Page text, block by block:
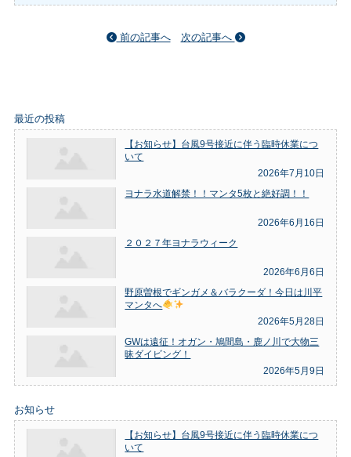
前の記事へ 次の記事へ
最近の投稿
【お知らせ】台風9号接近に伴う臨時休業につ
いて
2026年7月10日
ヨナラ水道解禁！！マンタ5枚と絶好調！！
2026年6月16日
２０２７年ヨナラウィーク
2026年6月6日
野原曽根でギンガメ＆バラクーダ！今日は川平
マンタへ
2026年5月28日
GWは遠征！オガン・鳩間島・鹿ノ川で大物三
昧ダイビング！
2026年5月9日
お知らせ
【お知らせ】台風9号接近に伴う臨時休業につ
いて